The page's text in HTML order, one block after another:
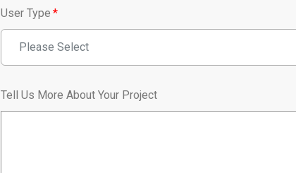
User Type *
Please Select
Tell Us More About Your Project